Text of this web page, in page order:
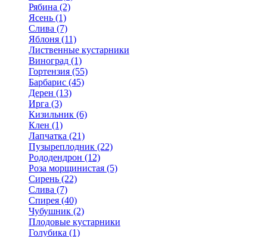
Рябина (2)
Ясень (1)
Слива (7)
Яблоня (11)
Лиственные кустарники
Виноград (1)
Гортензия (55)
Барбарис (45)
Дерен (13)
Ирга (3)
Кизильник (6)
Клен (1)
Лапчатка (21)
Пузыреплодник (22)
Рододендрон (12)
Роза морщинистая (5)
Сирень (22)
Слива (7)
Спирея (40)
Чубушник (2)
Плодовые кустарники
Голубика (1)